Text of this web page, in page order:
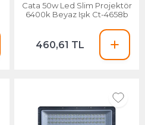
Cata 50w Led Slim Projektör
6400k Beyaz Işık Ct-4658b
460,61 TL